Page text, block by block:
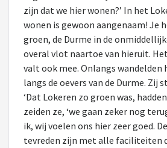
zijn dat we hier wonen?’ In het
wonen is gewoon aangenaam! Je
groen, de Durme in de
overal vlot naartoe van hieruit.
valt ook mee. Onlangs wandelden
langs de oevers van de Durme. Zij
‘Dat Lokeren zo groen was,
zeiden ze, ‘we gaan zeker nog
ik, wij voelen ons hier zeer goed.
tevreden zijn met alle faciliteiten